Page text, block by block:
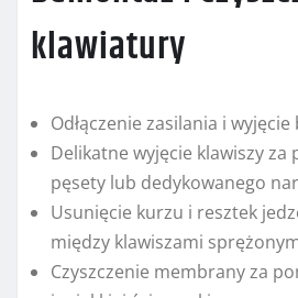
klawiatury
Odłączenie zasilania i
Delikatne wyjęcie klawiszy
pęsety lub dedykowanego
Usunięcie kurzu i resztek
między klawiszami
Czyszczenie membrany za